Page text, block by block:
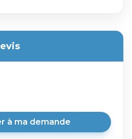
à ma demande